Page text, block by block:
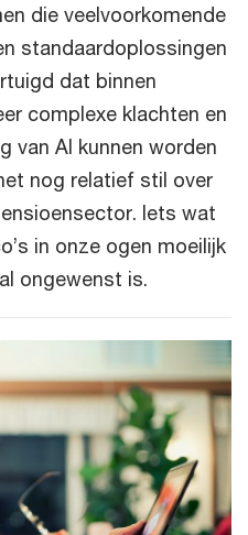
die veelvoorkomende
standaardoplossingen
dat binnen
complexe klachten en
van AI kunnen worden
nog relatief stil over
Iets wat
in onze ogen moeilijk
ongewenst is.